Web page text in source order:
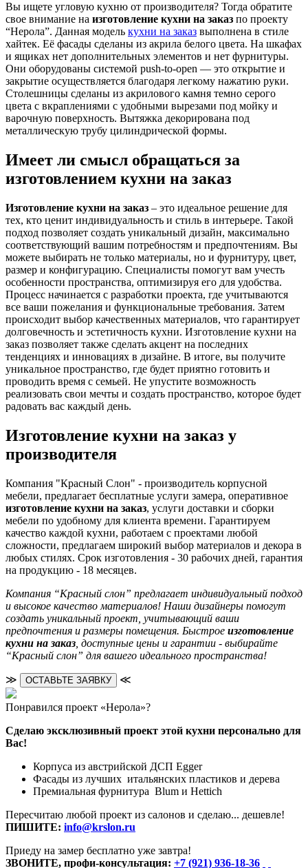
Вы ищете угловую кухню от производителя? Тогда обратите
свое внимание на изготовление кухни на заказ по проекту
“Нерола”. Данная модель кухни на заказ выполнена в стиле
хайтек. Её фасады сделаны из акрила белого цвета. На шкафах
и ящиках нет дополнительных элементов и нет фурнитуры.
Они оборудованы системой push-to-open — это открытие и
закрытие осуществляется благодаря легкому нажатию руки.
Столешницы сделаны из акрилового камня темно серого
цвета с вкраплениями с удобными вырезами под мойку и
варочную поверхность. Вытяжка декорирована под
металлическую трубу цилиндрической формы.
Имеет ли смысл обращаться за
изготовлением кухни на заказ
Изготовление кухни на заказ – это идеальное решение для
тех, кто ценит индивидуальность и стиль в интерьере. Такой
подход позволяет создать уникальный дизайн, максимально
соответствующий вашим потребностям и предпочтениям. Вы
можете выбирать не только материалы, но и фурнитуру, цвет,
размер и конфигурацию. Специалисты помогут вам учесть
особенности пространства, оптимизируя его для удобства.
Процесс начинается с разработки проекта, где учитываются
все ваши пожелания и функциональные требования. Затем
происходит выбор качественных материалов, что гарантирует
долговечность и эстетичность кухни. Изготовление кухни на
заказ позволяет также сделать акцент на последних
тенденциях и инновациях в дизайне. В итоге, вы получите
уникальное пространство, где будет приятно готовить и
проводить время с семьей. Не упустите возможность
реализовать свои мечты и создать пространство, которое будет
радовать вас каждый день.
Изготовление кухни на заказ у
производителя
Компания "Красный Слон" - производитель корпусной
мебели, предлагает бесплатные услуги замера, оперативное
изготовление кухни на заказ, услуги доставки и сборки
мебели по удобному для клиента времени. Гарантируем
качество каждой кухни, работаем с проектами любой
сложности, предлагаем широкий выбор материалов и декора в
любых стилях. Срок изготовления - 30 рабочих дней, гарантия
на продукцию - 18 месяцев.
Компания “Красный слон” предлагает индивидуальный подход
и высокое качество материалов! Наши дизайнеры помогут
создать уникальный проект, учитывающий ваши
предпочтения и размеры помещения. Быстрое изготовление
кухни на заказ , доступные цены и гарантии - выбирайте
“Красный слон” для вашего идеального пространства!
≫ ОСТАВЬТЕ ЗАЯВКУ ≪
Понравился проект «Нерола»?
Сделаю эксклюзивный проект этой кухни персонально для
Вас!
Корпуса из австрийской ДСП Egger
Фасады из лучших итальянских пластиков и дерева
Премиальная фурнитура Blum и Hettich
Пересчитаю любой проект из салонов и сделаю... дешевле!
ПИШИТЕ: info@krslon.ru
Приеду на замер бесплатно уже завтра!
ЗВОНИТЕ, профи-консультация: +7 (921) 936-18-36